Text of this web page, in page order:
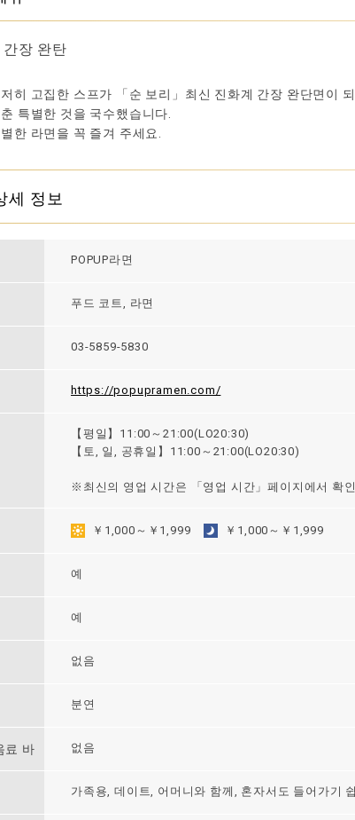
간장 완탄
히 고집한 스프가 「순 보리」최신 진화계 간장 완단면이 되
특별한 것을 국수했습니다.
한 라면을 꼭 즐겨 주세요.
세 정보
POPUP라면
푸드 코트, 라면
03-5859-5830
https://popupramen.com/
【평일】11:00～21:00(LO20:30)
【토, 일, 공휴일】11:00～21:00(LO20:30)
※최신의 영업 시간은 「영업 시간」페이지에서 확
￥1,000～￥1,999 ￥1,000～￥1,999
예
예
없음
분연
료 바 없음
가족용, 데이트, 어머니와 함께, 혼자서도 들어가기